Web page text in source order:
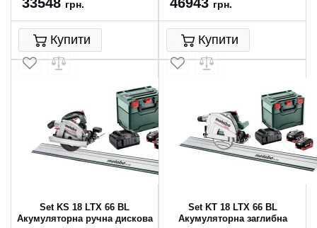
грн.
Купити
грн.
Купити
Set KS 18 LTX 66 BL
Акумуляторна ручна дискова
Set KT 18 LTX 66 BL
Акумуляторна заглибна